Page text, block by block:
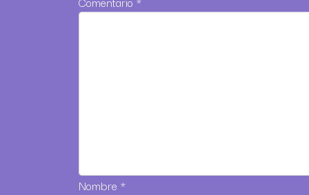
Nombre *